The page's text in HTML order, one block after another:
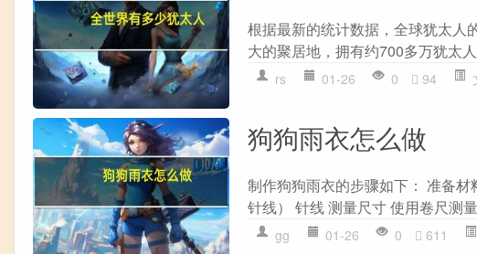
根据最新的统计数据，全球犹太人
大的聚居地，拥有约700多万犹太
rs 01-26 0 94
狗狗雨衣怎么做
制作狗狗雨衣的步骤如下： 准备
针线） 针线 测量尺寸 使用卷尺测
gg 01-26 0 611